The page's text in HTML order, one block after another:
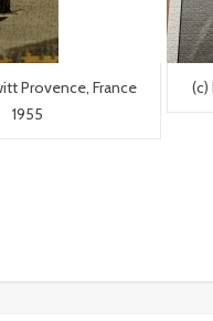
Provence, France
1955
(c)